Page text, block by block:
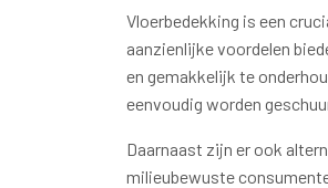
Vloerbedekking is een
aanzienlijke voordelen
en gemakkelijk te
eenvoudig worden
Daarnaast zijn er ook
milieubewuste